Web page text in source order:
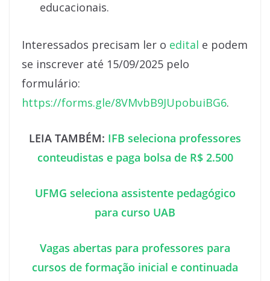
educacionais.
Interessados precisam ler o edital e podem
se inscrever até 15/09/2025 pelo
formulário:
https://forms.gle/8VMvbB9JUpobuiBG6.
LEIA TAMBÉM: IFB seleciona professores
conteudistas e paga bolsa de R$ 2.500
UFMG seleciona assistente pedagógico
para curso UAB
Vagas abertas para professores para
cursos de formação inicial e continuada